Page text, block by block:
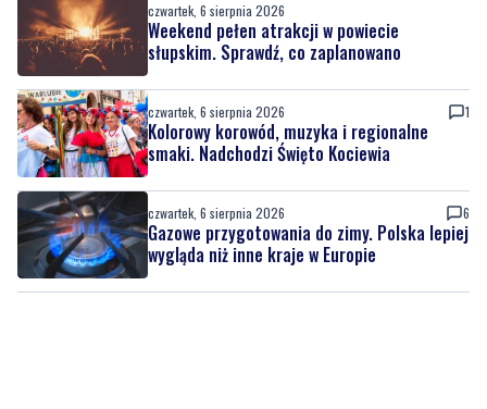
czwartek, 6 sierpnia 2026
Weekend pełen atrakcji w powiecie
słupskim. Sprawdź, co zaplanowano
czwartek, 6 sierpnia 2026 1
Kolorowy korowód, muzyka i regionalne
smaki. Nadchodzi Święto Kociewia
czwartek, 6 sierpnia 2026 6
Gazowe przygotowania do zimy. Polska lepiej
wygląda niż inne kraje w Europie